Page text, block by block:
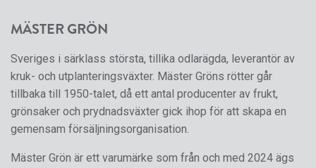
MÄSTER GRÖN
Sveriges i särklass största, tillika odlarägda, leverantör av
kruk- och utplanteringsväxter. Mäster Gröns rötter går
tillbaka till 1950-talet, då ett antal producenter av frukt,
grönsaker och prydnadsväxter gick ihop för att skapa en
gemensam försäljningsorganisation.
Mäster Grön är ett varumärke som från och med 2024 ägs